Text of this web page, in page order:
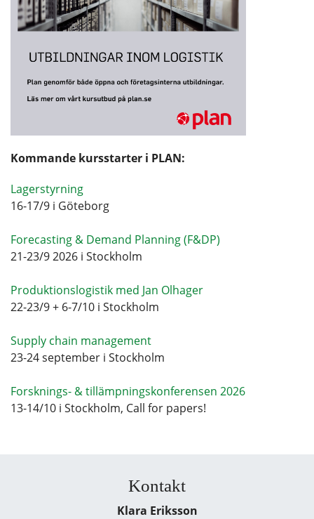
Kommande kursstarter i PLAN:
Lagerstyrning
16-17/9 i Göteborg
Forecasting & Demand Planning (F&DP)
21-23/9 2026 i Stockholm
Produktionslogistik med Jan Olhager
22-23/9 + 6-7/10 i Stockholm
Supply chain management
23-24 september i Stockholm
Forsknings- & tillämpningskonferensen 2026
13-14/10 i Stockholm, Call for papers!
Kontakt
Klara Eriksson